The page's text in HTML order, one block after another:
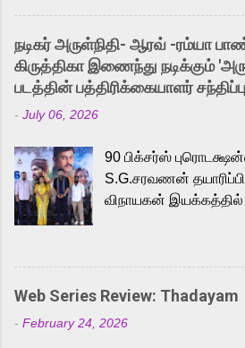
and offered
into the world of
released Tamil trailer
strong excitement
Adding to the growing
to the iconic
memorable songs
Raavan, “Oru
loved for his
command over
him a strong fit for the
நடிகர் அருள்நிதி- ஆரவ் -ரம்யா
கிருத்திகா இணைந்து நடிக்கும்
படத்தின் பத்திரிக்கையாளர் சந்திப்பு
- July 06, 2026
90 பிக்சர்ஸ்
S.G.சரவணன்
விநாயகன் இயக்கத்தில்
முக்கிய வேடத்தில்
'அருள்வான்'
பத்திரிக்கையாளர்
நடைபெற்றது.
இயக்கத்தில்
Web Series Review: Thadayam
- February 24, 2026